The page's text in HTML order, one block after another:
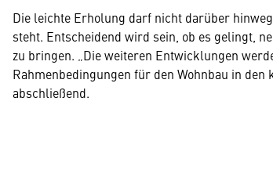
Die leichte Erholung darf nicht darüber
steht. Entscheidend wird sein, ob es gelingt,
zu bringen. „Die weiteren Entwicklungen
Rahmenbedingungen für den Wohnbau in den
abschließend.